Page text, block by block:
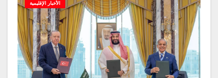
الأخبار الإقليمية